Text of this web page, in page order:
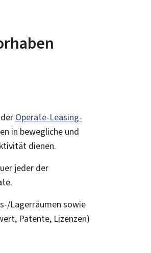
Operate-Leasing-
in bewegliche und
dienen.
jeder der
Lagerräumen sowie
Patente, Lizenzen)